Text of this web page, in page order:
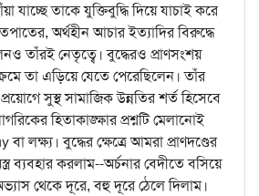
যাচ্ছে তাকে যুক্তিবুদ্ধি দিয়ে যাচাই করে
অর্থহীন আচার ইত্যাদির বিরুদ্ধে
তাঁরই নেতৃত্বে। বুদ্ধেরও প্রাণসংশয়
তা এড়িয়ে যেতে পেরেছিলেন। তাঁর
সুস্থ সামাজিক উন্নতির শর্ত হিসেবে
হিতাকাঙ্ক্ষার প্রশ্নটি মেলানোই
লক্ষ্য। বুদ্ধের ক্ষেত্রে আমরা প্রাণদণ্ডের
ব্যবহার করলাম--অর্চনার বেদীতে বসিয়ে
থেকে দূরে, বহু দূরে ঠেলে দিলাম।